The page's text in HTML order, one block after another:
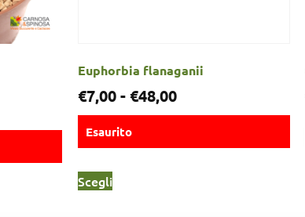
Euphorbia flanaganii
€7,00- €48,00
Esaurito
Scegli